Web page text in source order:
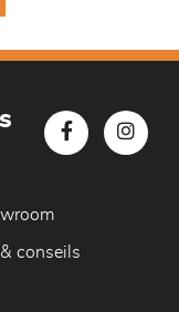
& conseils